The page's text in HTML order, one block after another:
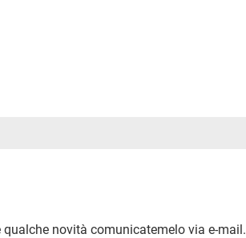
novità comunicatemelo via e-mail.